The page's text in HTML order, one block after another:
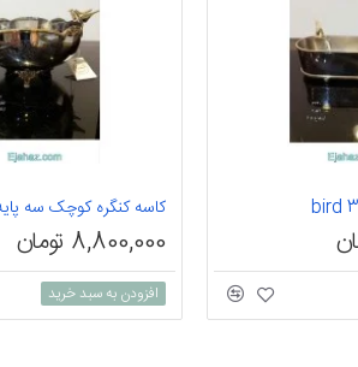
8,800,000 تومان
افزودن به سبد خرید